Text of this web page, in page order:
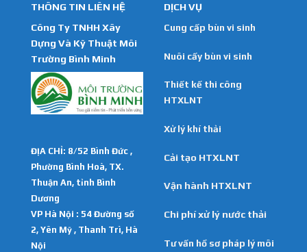
THÔNG TIN LIÊN HỆ
Công Ty TNHH Xây
Dựng Và Kỹ Thuật Môi
Trường Bình Minh
ĐỊA CHỈ: 8/52 Bình Đức ,
Phường Bình Hoà, TX.
Thuận An, tỉnh Bình
Dương
VP Hà Nội : 54 Đường số
2, Yên Mỹ , Thanh Trì, Hà
Nội
DỊCH VỤ
Cung cấp bùn vi sinh
Nuôi cấy bùn vi sinh
Thiết kế thi công
HTXLNT
Xử lý khí thải
Cải tạo HTXLNT
Vận hành HTXLNT
Chi phí xử lý nước thải
Tư vấn hồ sơ pháp lý môi